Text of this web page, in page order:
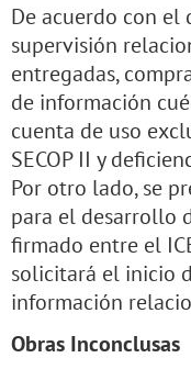
De acuerdo con
supervisión
entregadas,
de información
cuenta de uso
SECOP II y
Por otro lado, se
para el desarrollo
firmado entre el
solicitará el inicio
información
Obras Inconclusas